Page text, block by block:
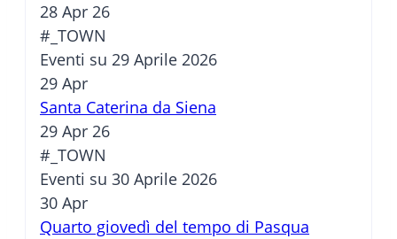
28 Apr 26
#_TOWN
Eventi su 29 Aprile 2026
29 Apr
Santa Caterina da Siena
29 Apr 26
#_TOWN
Eventi su 30 Aprile 2026
30 Apr
Quarto giovedì del tempo di Pasqua